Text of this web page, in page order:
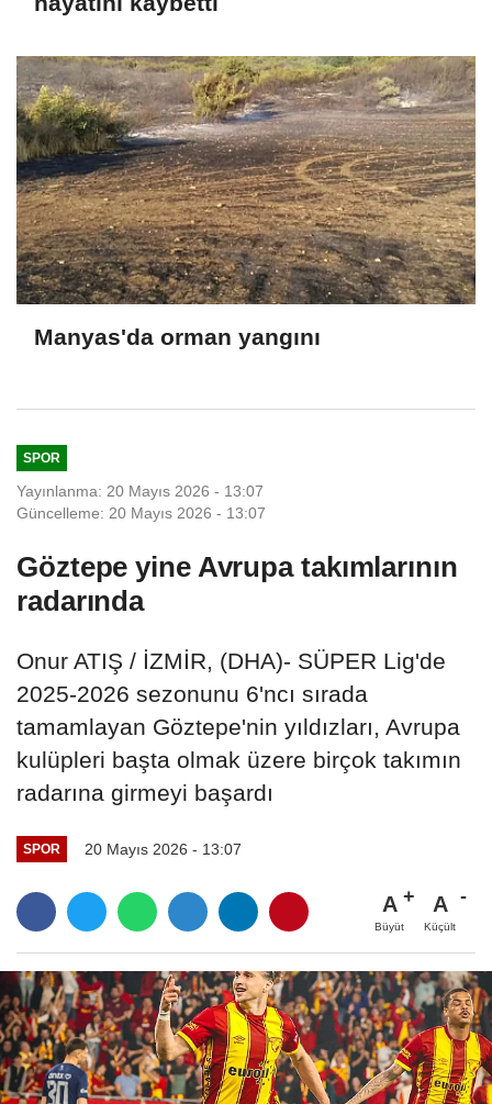
Manyas'da orman yangını
SPOR
Yayınlanma: 20 Mayıs 2026 - 13:07
Güncelleme: 20 Mayıs 2026 - 13:07
Göztepe yine Avrupa takımlarının
radarında
Onur ATIŞ / İZMİR, (DHA)- SÜPER Lig'de
2025-2026 sezonunu 6'ncı sırada
tamamlayan Göztepe'nin yıldızları, Avrupa
kulüpleri başta olmak üzere birçok takımın
radarına girmeyi başardı
SPOR 20 Mayıs 2026 - 13:07
A
Büyüt
A
Küçült